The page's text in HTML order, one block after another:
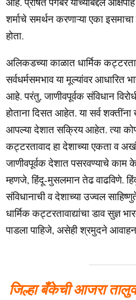
शर्माचे समर्थन करणाऱ्या एका
होता.
अलिकडच्या काळात धार्मिक
सर्वधर्मसमभाव या मूल्यांवर आधारित
आहे. परंतु, जाणीवपूर्वक संविधान
होताना दिसत आहेत. या सर्व
आपल्या देशात सक्रिय आहेत. त्या
कट्टरतावाद हा देशाच्या एकता व
जाणीवपूर्वक देशात पसरवण्याचे काम
म्हणजे, हिंदू-मुसलमान तेढ वाढविणे.
संविधानाची व देशाच्या उज्वल
धार्मिक कट्टरतावाद्यांचा डाव सुज्ञ
पाडला पाहिजे, असेही श्रमुदने
जिल्हा बँकेची आजरा